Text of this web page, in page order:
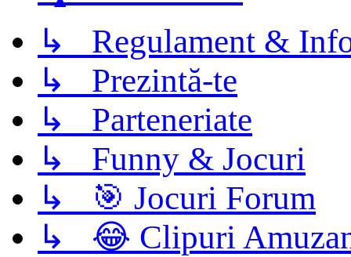
↳ Regulament &
↳ Prezintă-te
↳ Parteneriate
↳ Funny & Jocuri
↳ 🎯 Jocuri Forum
↳ 😂 Clipuri